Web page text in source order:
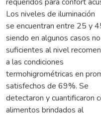
Los niveles de iluminación
se encuentran entre 25 y
siendo en algunos casos no
suficientes al nivel
a las condiciones
termohigrométricas en
satisfechos de 69%. Se
detectaron y cuantificaron
alimentos brindados al